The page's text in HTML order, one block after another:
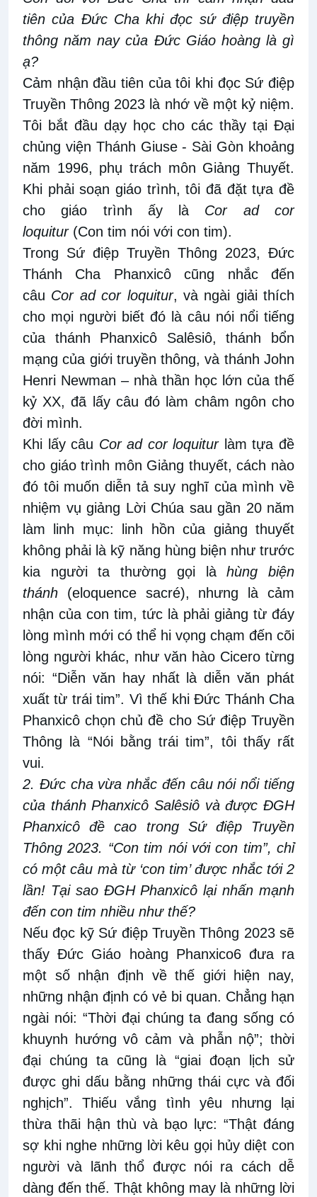
tiên của Đức Cha khi đọc sứ điệp truyền
thông năm nay của Đức Giáo hoàng là gì
ạ?
Cảm nhận đầu tiên của tôi khi đọc Sứ điệp
Truyền Thông 2023 là nhớ về một kỷ niệm.
Tôi bắt đầu dạy học cho các thầy tại Đại
chủng viện Thánh Giuse - Sài Gòn khoảng
năm 1996, phụ trách môn Giảng Thuyết.
Khi phải soạn giáo trình, tôi đã đặt tựa đề
cho giáo trình ấy là Cor ad cor
loquitur(Con tim nói với con tim).
Trong Sứ điệp Truyền Thông 2023, Đức
Thánh Cha Phanxicô cũng nhắc đến
câu Cor ad cor loquitur, và ngài giải thích
cho mọi người biết đó là câu nói nổi tiếng
của thánh Phanxicô Salêsiô, thánh bổn
mạng của giới truyền thông, và thánh John
Henri Newman – nhà thần học lớn của thế
kỷ XX, đã lấy câu đó làm châm ngôn cho
đời mình.
Khi lấy câu Cor ad cor loquiturlàm tựa đề
cho giáo trình môn Giảng thuyết, cách nào
đó tôi muốn diễn tả suy nghĩ của mình về
nhiệm vụ giảng Lời Chúa sau gần 20 năm
làm linh mục: linh hồn của giảng thuyết
không phải là kỹ năng hùng biện như trước
kia người ta thường gọi làhùng biện
thánh (eloquence sacré), nhưng là cảm
nhận của con tim, tức là phải giảng từ đáy
lòng mình mới có thể hi vọng chạm đến cõi
lòng người khác, như văn hào Cicero từng
nói: “Diễn văn hay nhất là diễn văn phát
xuất từ trái tim”. Vì thế khi Đức Thánh Cha
Phanxicô chọn chủ đề cho Sứ điệp Truyền
Thông là “Nói bằng trái tim”, tôi thấy rất
vui.
2. Đức cha vừa nhắc đến câu nói nổi tiếng
của thánh Phanxicô Salêsiô và được ĐGH
Phanxicô đề cao trong Sứ điệp Truyền
Thông 2023. “Con tim nói với con tim”, chỉ
có một câu mà từ ‘con tim’ được nhắc tới 2
lần! Tại sao ĐGH Phanxicô lại nhấn mạnh
đến con tim nhiều như thế?
Nếu đọc kỹ Sứ điệp Truyền Thông 2023 sẽ
thấy Đức Giáo hoàng Phanxico6 đưa ra
một số nhận định về thế giới hiện nay,
những nhận định có vẻ bi quan. Chẳng hạn
ngài nói: “Thời đại chúng ta đang sống có
khuynh hướng vô cảm và phẫn nộ”; thời
đại chúng ta cũng là “giai đoạn lịch sử
được ghi dấu bằng những thái cực và đối
nghịch”. Thiếu vắng tình yêu nhưng lại
thừa thãi hận thù và bạo lực: “Thật đáng
sợ khi nghe những lời kêu gọi hủy diệt con
người và lãnh thổ được nói ra cách dễ
dàng đến thế. Thật không may là những lời